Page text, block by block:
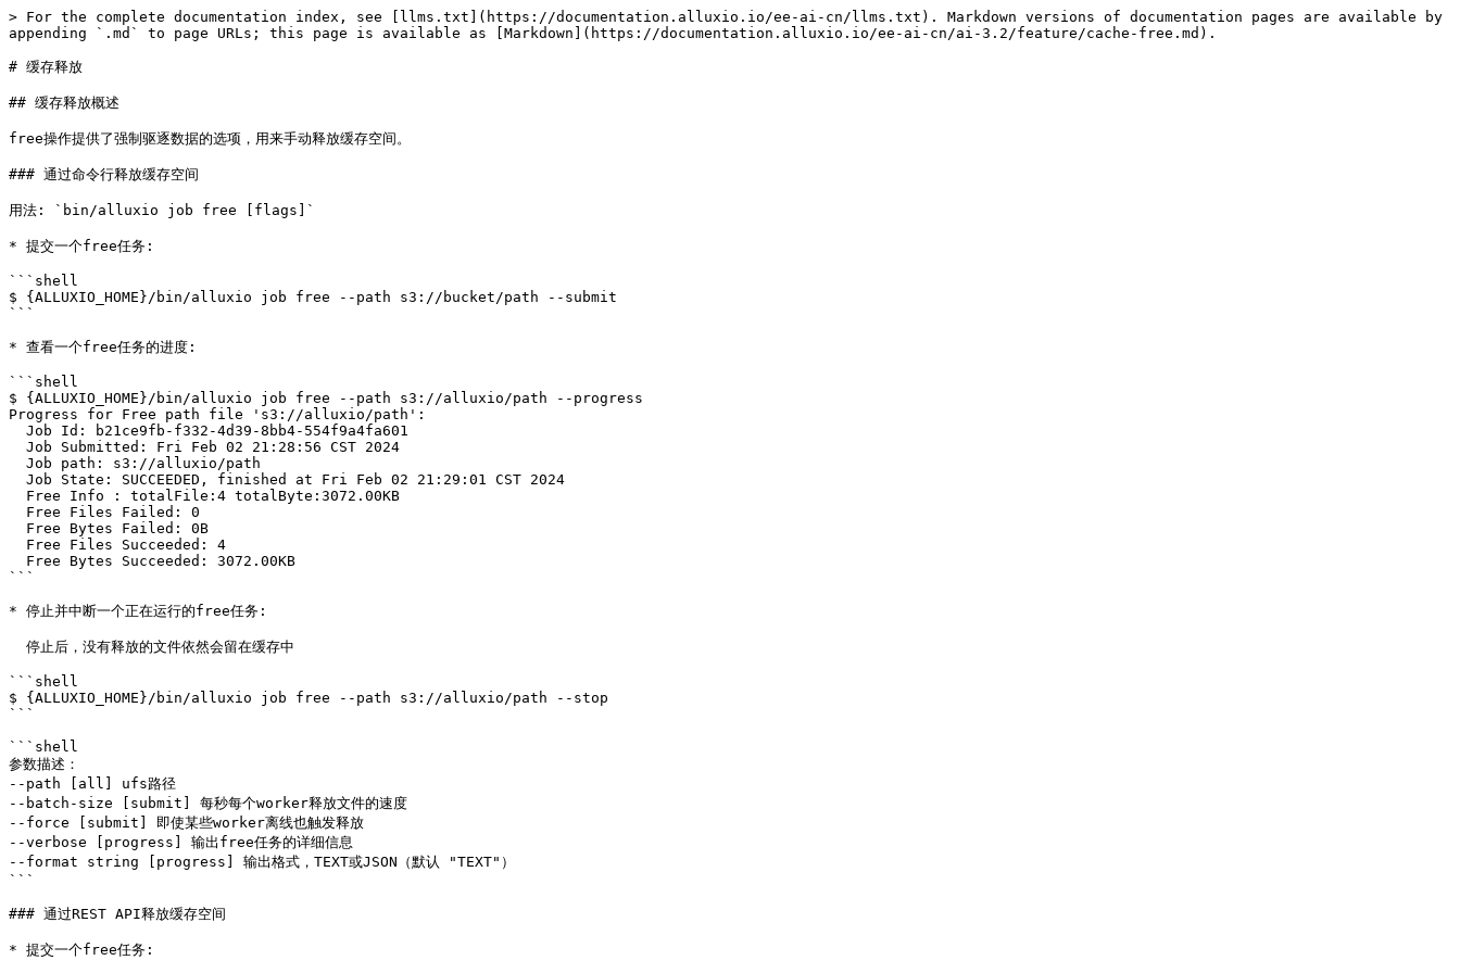
> For the complete documentation index, see [llms.txt](https://documentation.alluxio.io/ee-ai-cn/llms.txt). Markdown versions of documentation pages are available by
appending `.md` to page URLs; this page is available as [Markdown](https://documentation.alluxio.io/ee-ai-cn/ai-3.2/feature/cache-free.md).
# 缓存释放
## 缓存释放概述
free操作提供了强制驱逐数据的选项，用来手动释放缓存空间。
### 通过命令行释放缓存空间
用法: `bin/alluxio job free [flags]`
* 提交一个free任务:
```shell
$ {ALLUXIO_HOME}/bin/alluxio job free --path s3://bucket/path --submit
```
* 查看一个free任务的进度:
```shell
$ {ALLUXIO_HOME}/bin/alluxio job free --path s3://alluxio/path --progress
Progress for Free path file 's3://alluxio/path':
```
* 停止并中断一个正在运行的free任务:
```shell
$ {ALLUXIO_HOME}/bin/alluxio job free --path s3://alluxio/path --stop
```
```shell
参数描述：
--path [all] ufs路径
--batch-size [submit] 每秒每个worker释放文件的速度
--force [submit] 即使某些worker离线也触发释放
--verbose [progress] 输出free任务的详细信息
--format string [progress] 输出格式，TEXT或JSON（默认 "TEXT"）
```
### 通过REST API释放缓存空间
* 提交一个free任务: